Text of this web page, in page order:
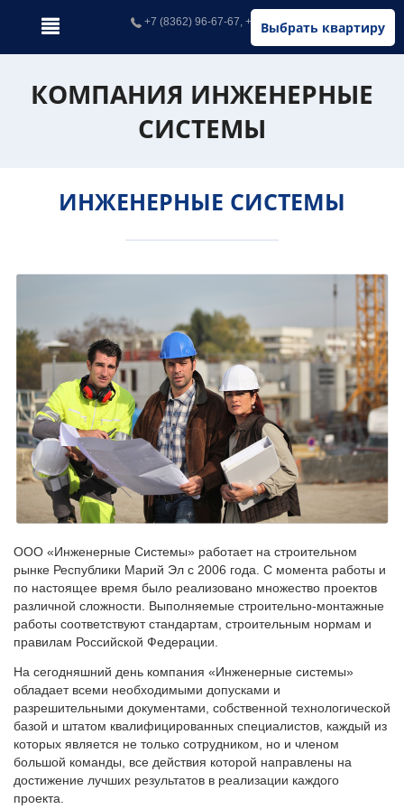
Выбрать квартиру
+7 (8362) 96-67-67, +7 (902) 326-67-67
КОМПАНИЯ ИНЖЕНЕРНЫЕ
СИСТЕМЫ
ИНЖЕНЕРНЫЕ СИСТЕМЫ
ООО «Инженерные Системы» работает на строительном
рынке Республики Марий Эл с 2006 года. С момента работы и
по настоящее время было реализовано множество проектов
различной сложности. Выполняемые строительно-монтажные
работы соответствуют стандартам, строительным нормам и
правилам Российской Федерации.
На сегодняшний день компания «Инженерные системы»
обладает всеми необходимыми допусками и
разрешительными документами, собственной технологической
базой и штатом квалифицированных специалистов, каждый из
которых является не только сотрудником, но и членом
большой команды, все действия которой направлены на
достижение лучших результатов в реализации каждого
проекта.